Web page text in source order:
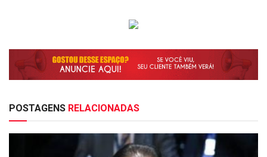
POSTAGENS RELACIONADAS